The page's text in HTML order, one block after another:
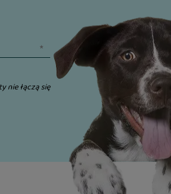
nie łączą się